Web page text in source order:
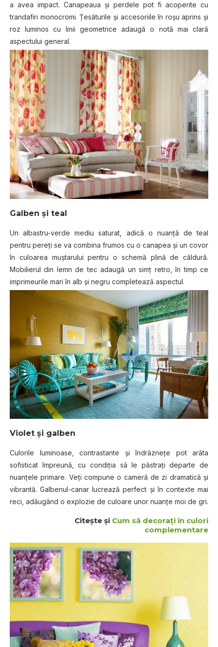
a avea impact. Canapeaua și perdele pot fi acoperite cu
trandafiri monocromi. Țesăturile și accesoriile în roșu aprins și
roz luminos cu linii geometrice adaugă o notă mai clară
aspectului general.
Galben și teal
Un albastru-verde mediu saturat, adică o nuanță de teal
pentru pereți se va combina frumos cu o canapea și un covor
în culoarea muștarului pentru o schemă plină de căldură.
Mobilierul din lemn de tec adaugă un simț retro, în timp ce
imprimeurile mari în alb și negru completează aspectul.
Violet și galben
Culorile luminoase, contrastante și îndrăznețe pot arăta
sofisticat împreună, cu condiția să le păstrați departe de
nuanțele primare. Veți compune o cameră de zi dramatică și
vibrantă. Galbenul-canar lucrează perfect și în contexte mai
reci, adăugând o explozie de culoare unor nuanțe moi de gri.
Citeşte şi Cum să decorați în culori
complementare